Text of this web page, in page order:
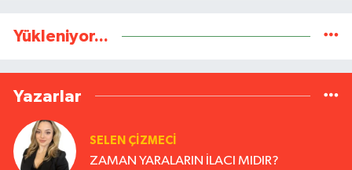
Yükleniyor...
Yazarlar
SELEN ÇİZMECİ
ZAMAN YARALARIN İLACI MIDIR?